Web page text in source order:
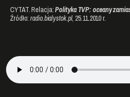
CYTAT. Relacja:Polityka TVP: oceany
Źródło:radio.bialystok.pl, 25.11.2010 r.